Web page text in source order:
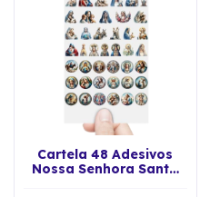
Cartela 48 Adesivos
Nossa Senhora Santa